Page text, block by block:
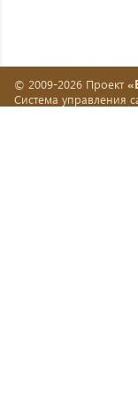
© 2009-2026 Проект
Система управления